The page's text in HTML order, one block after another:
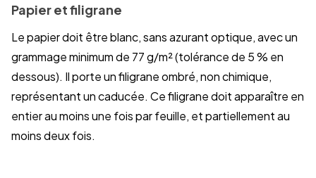
Papier et filigrane
Le papier doit être blanc, sans azurant optique, avec un
grammage minimum de 77 g/m² (tolérance de 5 % en
dessous). Il porte un filigrane ombré, non chimique,
représentant un caducée. Ce filigrane doit apparaître en
entier au moins une fois par feuille, et partiellement au
moins deux fois.